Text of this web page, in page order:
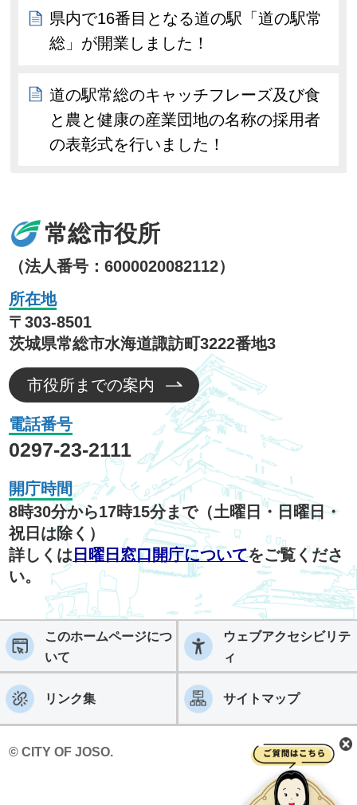
県内で16番目となる道の駅「道の駅常
総」が開業しました！
道の駅常総のキャッチフレーズ及び食
と農と健康の産業団地の名称の採用者
の表彰式を行いました！
常総市役所
（法人番号：6000020082112）
所在地
〒303-8501
茨城県常総市水海道諏訪町3222番地3
市役所までの案内
電話番号
0297-23-2111
開庁時間
8時30分から17時15分まで（土曜日・日曜日・
祝日は除く）
詳しくは 日曜日窓口開庁についてをご覧くださ
い。
このホームページにつ
いて
ウェブアクセシビリテ
ィ
リンク集 サイトマップ
© CITY OF JOSO.